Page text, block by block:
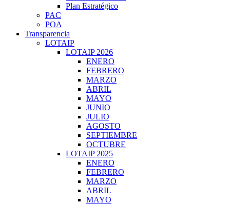
Plan Estratégico
PAC
POA
Transparencia
LOTAIP
LOTAIP 2026
ENERO
FEBRERO
MARZO
ABRIL
MAYO
JUNIO
JULIO
AGOSTO
SEPTIEMBRE
OCTUBRE
LOTAIP 2025
ENERO
FEBRERO
MARZO
ABRIL
MAYO